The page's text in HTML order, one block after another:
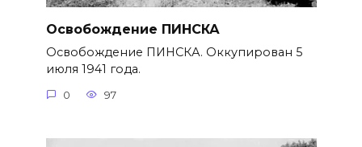
Освобождение ПИНСКА
Освобождение ПИНСКА. Оккупирован 5
июля 1941 года.
0 97